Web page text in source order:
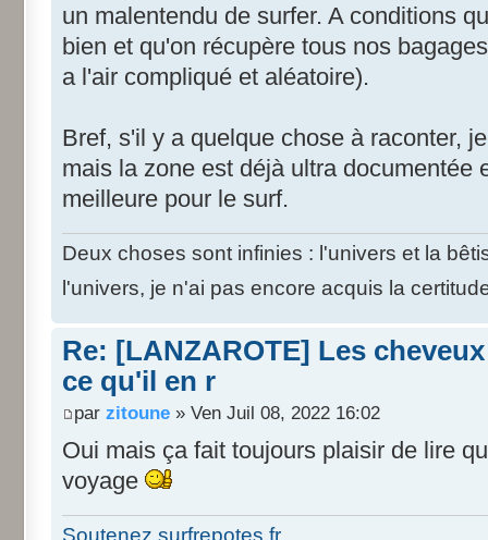
un malentendu de surfer. A conditions
bien et qu'on récupère tous nos
a l'air compliqué et aléatoire).
Bref, s'il y a quelque chose à raconter,
mais la zone est déjà ultra documentée
meilleure pour le surf.
Deux choses sont infinies : l'univers et la
l'univers, je n'ai pas encore acquis la
Re: [LANZAROTE] Les
ce qu'il en r
par zitoune » Ven Juil 08, 2022 16:02
Oui mais ça fait toujours plaisir de lire
voyage